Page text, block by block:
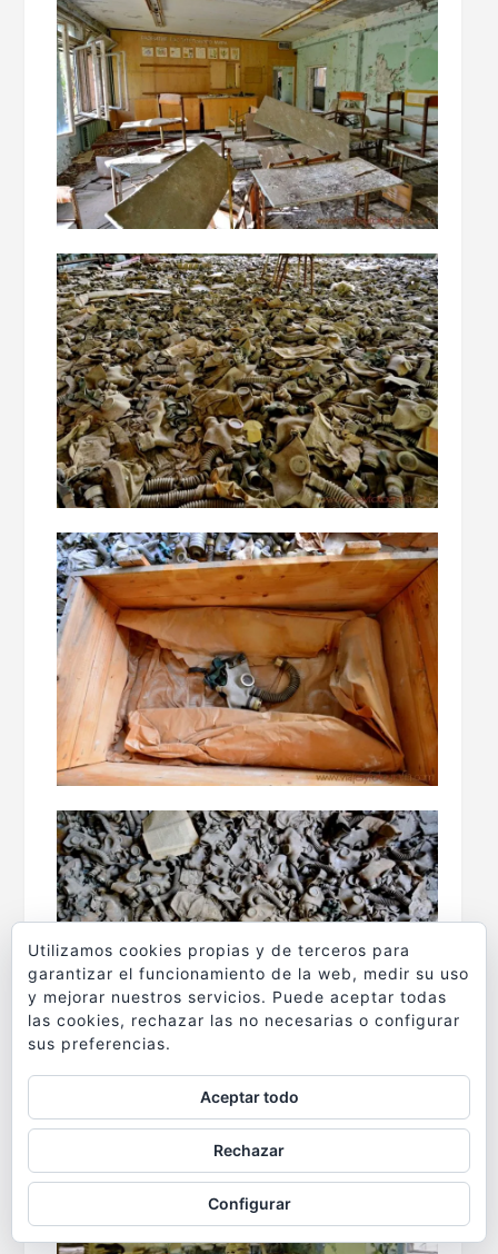
Utilizamos cookies propias y de terceros para
garantizar el funcionamiento de la web, medir su uso
y mejorar nuestros servicios. Puede aceptar todas
las cookies, rechazar las no necesarias o configurar
sus preferencias.
Aceptar todo
Rechazar
Configurar